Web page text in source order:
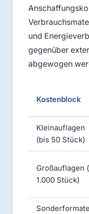
und
gegenüber
abgewogen
Kostenblock
Kleinauflagen
(bis 50 Stück)
Großauflagen
1.000 Stück)